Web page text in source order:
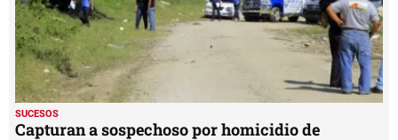
SUCESOS
Capturan a sospechoso por homicidio de